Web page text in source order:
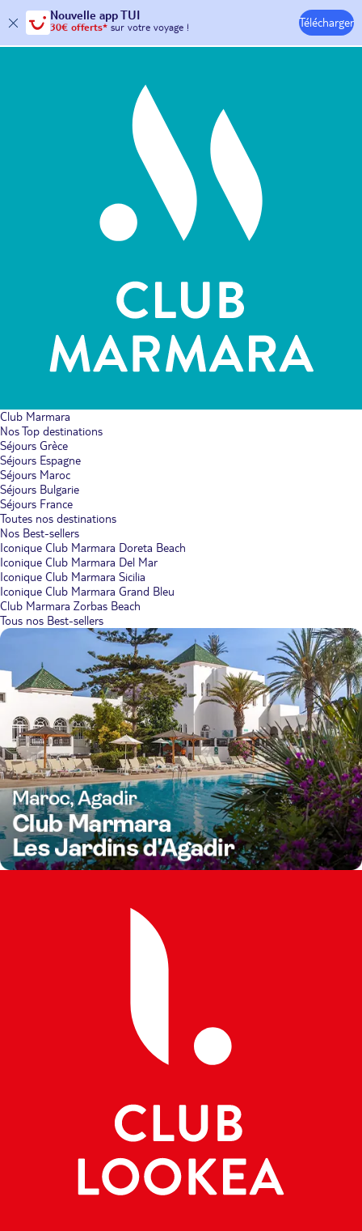
Nouvelle app TUI
30€ offerts*sur votre
voyage !
avec le code :
Télécharger
Hôtels & Clubs
Club Marmara
Nos Top destinations
Séjours Grèce
Séjours Espagne
Séjours Maroc
Séjours Bulgarie
Séjours France
Toutes nos destinations
Nos Best-sellers
Iconique Club Marmara Doreta Beach
Iconique Club Marmara Del Mar
Iconique Club Marmara Sicilia
Iconique Club Marmara Grand Bleu
Club Marmara Zorbas Beach
Tous nos Best-sellers